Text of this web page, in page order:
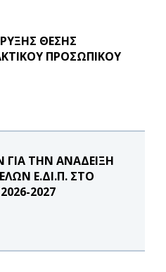
ΘΕΣΗΣ
ΠΡΟΣΩΠΙΚΟΥ
ΤΗΝ ΑΝΑΔΕΙΞΗ
Ε.ΔΙ.Π. ΣΤΟ
2027